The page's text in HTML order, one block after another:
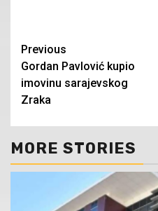
Continue
Reading
Previous
Gordan Pavlović kupio
imovinu sarajevskog
Zraka
MORE STORIES